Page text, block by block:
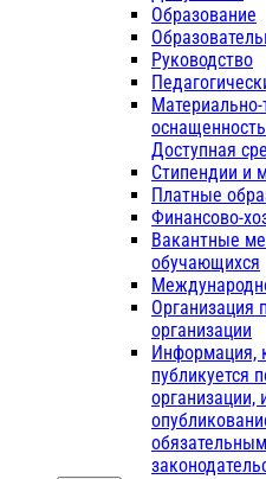
Образование
Руководство
Материально-
Доступная
Стипендии и
Платные
Финансово-
Вакантные
обучающихся
Организация
организации
Информация,
публикуется